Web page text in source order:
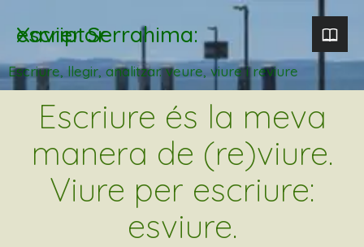
Xavier Serrahima: escriptor
Escriure, llegir, analitzar. veure, viure i reviure
Escriure és la meva
manera de (re)viure.
Viure per escriure:
esviure.